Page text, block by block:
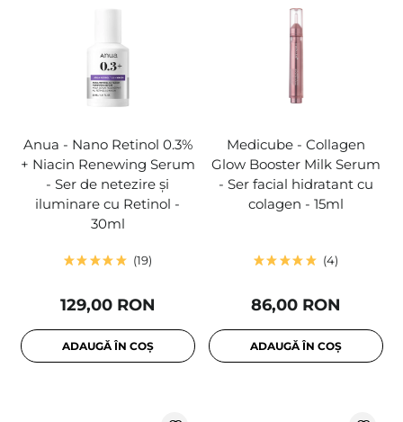
Anua - Nano Retinol 0.3%
+ Niacin Renewing Serum
- Ser de netezire și
iluminare cu Retinol -
30ml
19
129,00 RON
ADAUGĂ ÎN COȘ
Medicube - Collagen
Glow Booster Milk Serum
- Ser facial hidratant cu
colagen - 15ml
4
86,00 RON
ADAUGĂ ÎN COȘ